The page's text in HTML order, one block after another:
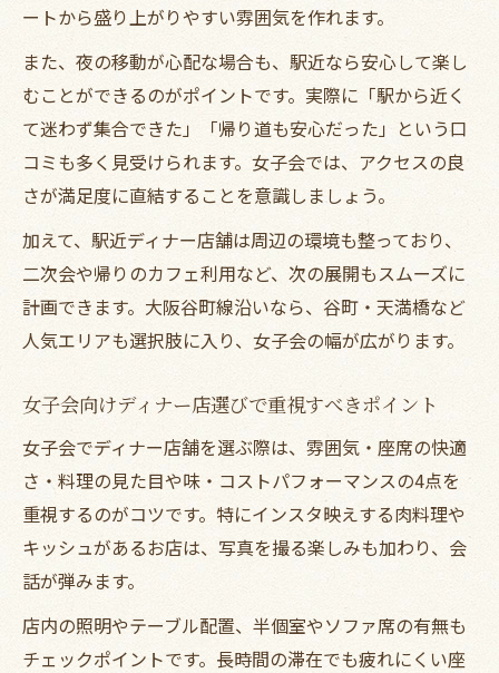
ートから盛り上がりやすい雰囲気を作れます。
また、夜の移動が心配な場合も、駅近なら安心して楽し
むことができるのがポイントです。実際に「駅から近く
て迷わず集合できた」「帰り道も安心だった」という口
コミも多く見受けられます。女子会では、アクセスの良
さが満足度に直結することを意識しましょう。
加えて、駅近ディナー店舗は周辺の環境も整っており、
二次会や帰りのカフェ利用など、次の展開もスムーズに
計画できます。大阪谷町線沿いなら、谷町・天満橋など
人気エリアも選択肢に入り、女子会の幅が広がります。
女子会向けディナー店選びで重視すべきポイント
女子会でディナー店舗を選ぶ際は、雰囲気・座席の快適
さ・料理の見た目や味・コストパフォーマンスの4点を
重視するのがコツです。特にインスタ映えする肉料理や
キッシュがあるお店は、写真を撮る楽しみも加わり、会
話が弾みます。
店内の照明やテーブル配置、半個室やソファ席の有無も
チェックポイントです。長時間の滞在でも疲れにくい座